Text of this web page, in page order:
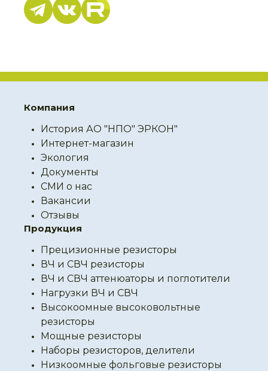
Компания
История АО "НПО" ЭРКОН"
Интернет-магазин
Экология
Документы
СМИ о нас
Вакансии
Отзывы
Продукция
Прецизионные резисторы
ВЧ и СВЧ резисторы
ВЧ и СВЧ аттенюаторы и поглотители
Нагрузки ВЧ и СВЧ
Высокоомные высоковольтные
резисторы
Мощные резисторы
Наборы резисторов, делители
Низкоомные фольговые резисторы